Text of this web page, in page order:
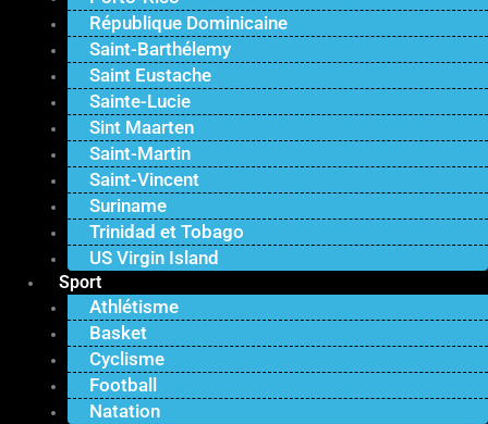
République Dominicaine
Saint-Barthélemy
Saint Eustache
Sainte-Lucie
Sint Maarten
Saint-Martin
Saint-Vincent
Suriname
Trinidad et Tobago
US Virgin Island
Sport
Athlétisme
Basket
Cyclisme
Football
Natation